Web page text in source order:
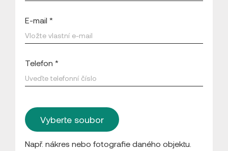
E-mail *
Telefon *
Vyberte soubor
Např. nákres nebo fotografie daného objektu.